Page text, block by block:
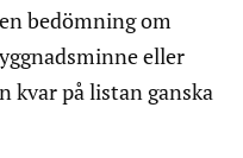
bedömning om
eller
kvar på listan ganska